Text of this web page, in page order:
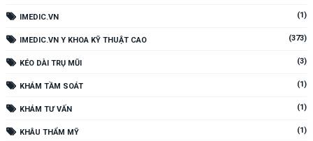
IMEDIC.VN (1)
IMEDIC.VN Y KHOA KỸ THUẬT CAO (373)
KÉO DÀI TRỤ MŨI (3)
KHÁM TẦM SOÁT (1)
KHÁM TƯ VẤN (1)
KHÂU THẨM MỸ (1)